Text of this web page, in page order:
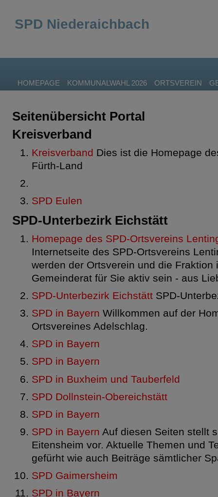
SPD Niederaichbach
HOMEPAGE KOMMUNALWAHL 2026 ORTSVEREIN
Seitenübersicht Portal
Kreisverband
Kreisverband Dies ist die Homepage
Fürth-Land
SPD Eulen
SPD-Unterbezirk Eichstätt
Homepage des SPD-Ortsvereins
Internetseite des SPD-Ortsvereins
werden der Ortsverein und die Fraktion
Gemeinderat für Sie aktiv sein - aus
SPD-Unterbezirk Eichstätt SPD-
SPD in Bayern Willkommen auf der
Ortsvereines Adelschlag.
SPD in Bayern
SPD in Bayern
SPD in Buxheim und Tauberfeld
SPD Dollnstein-Obereichstätt
SPD in Bayern
SPD in Bayern Auf diesen Seiten stellt
Eitensheim vor. Aktuelle Themen und
gefürht wie auch Beiträge sämtlicher
SPD Gaimersheim
SPD in Bayern